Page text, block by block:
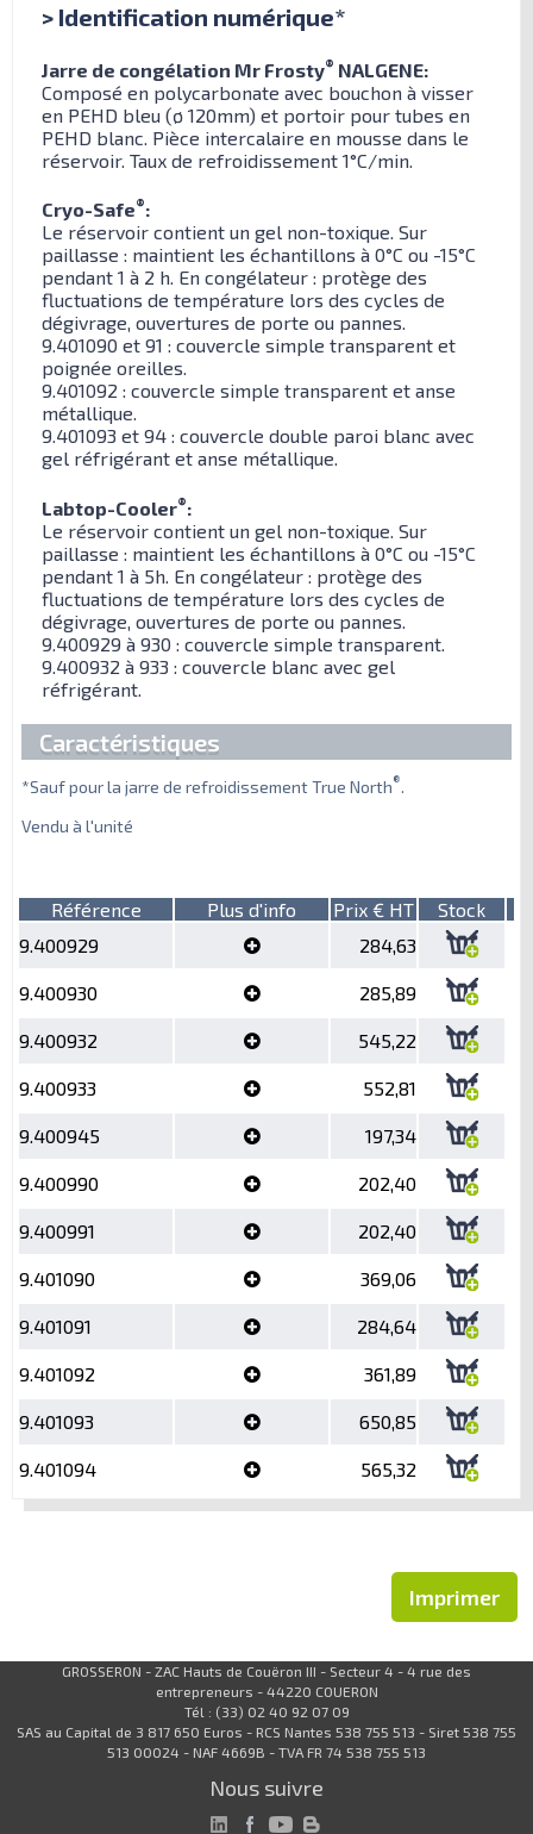
> Identification numérique*
Jarre de congélation Mr Frosty® NALGENE:
Composé en polycarbonate avec bouchon à visser
en PEHD bleu (ø 120mm) et portoir pour tubes en
PEHD blanc. Pièce intercalaire en mousse dans le
réservoir. Taux de refroidissement 1°C/min.
Cryo-Safe®:
Le réservoir contient un gel non-toxique. Sur
paillasse : maintient les échantillons à 0°C ou -15°C
pendant 1 à 2 h. En congélateur : protège des
fluctuations de température lors des cycles de
dégivrage, ouvertures de porte ou pannes.
9.401090 et 91 : couvercle simple transparent et
poignée oreilles.
9.401092 : couvercle simple transparent et anse
métallique.
9.401093 et 94 : couvercle double paroi blanc avec
gel réfrigérant et anse métallique.
Labtop-Cooler®:
Le réservoir contient un gel non-toxique. Sur
paillasse : maintient les échantillons à 0°C ou -15°C
pendant 1 à 5h. En congélateur : protège des
fluctuations de température lors des cycles de
dégivrage, ouvertures de porte ou pannes.
9.400929 à 930 : couvercle simple transparent.
9.400932 à 933 : couvercle blanc avec gel
réfrigérant.
Caractéristiques
*Sauf pour la jarre de refroidissement True North®
Vendu à l'unité
Référence Plus d'info Prix € HT
Stock
9.400929
284,63
9.400930 285,89
9.400932 545,22
9.400933 552,81
9.400945 197,34
9.400990 202,40
9.400991 202,40
9.401090 369,06
9.401091 284,64
9.401092 361,89
9.401093 650,85
9.401094 565,32
Imprimer
GROSSERON - ZAC Hauts de Couëron III - Secteur 4 - 4 rue des
entrepreneurs - 44220 COUERON
Tél : (33) 02 40 92 07 09
SAS au Capital de 3 817 650 Euros - RCS Nantes 538 755 513 - Siret 538 755
513 00024 - NAF 4669B - TVA FR 74 538 755 513
Nous suivre